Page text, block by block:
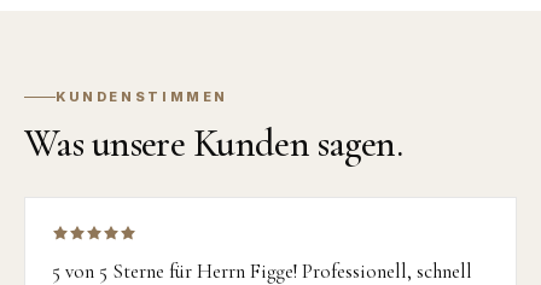
KUNDENSTIMMEN
Was unsere Kunden sagen.
5 von 5 Sterne für Herrn Figge! Professionell, schnell